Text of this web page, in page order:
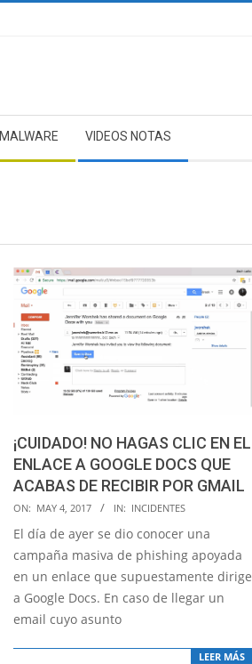
MALWARE VIDEOS NOTAS
¡CUIDADO! NO HAGAS CLIC EN EL
ENLACE A GOOGLE DOCS QUE
ACABAS DE RECIBIR POR GMAIL
2017-
05-
04
ON: MAY 4, 2017 IN: INCIDENTES
El día de ayer se dio conocer una
campaña masiva de phishing apoyada
en un enlace que supuestamente dirige
a Google Docs. En caso de llegar un
email cuyo asunto
LEER MÁS